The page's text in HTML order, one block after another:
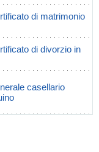
di matrimonio
di divorzio in
casellario